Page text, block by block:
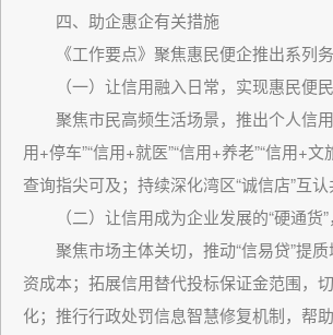
四、助企惠企有关措施
《工作要点》聚焦惠民便企推出系列
（一）让信用融入日常，实现惠民便民
聚焦市民高频生活场景，推出个人信用
用+停车”“信用+就医”“信用+养老”“信用+
查询指尖可及；持续深化湾区“诚信店”互
（二）让信用成为企业发展的“硬通货”
聚焦市场主体关切，推动“信易贷”提质
资成本；拓展信用替代投标保证金范围，
化；推行行政处罚信息智慧修复机制，帮